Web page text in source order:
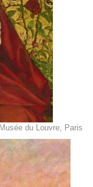
du Louvre, Paris